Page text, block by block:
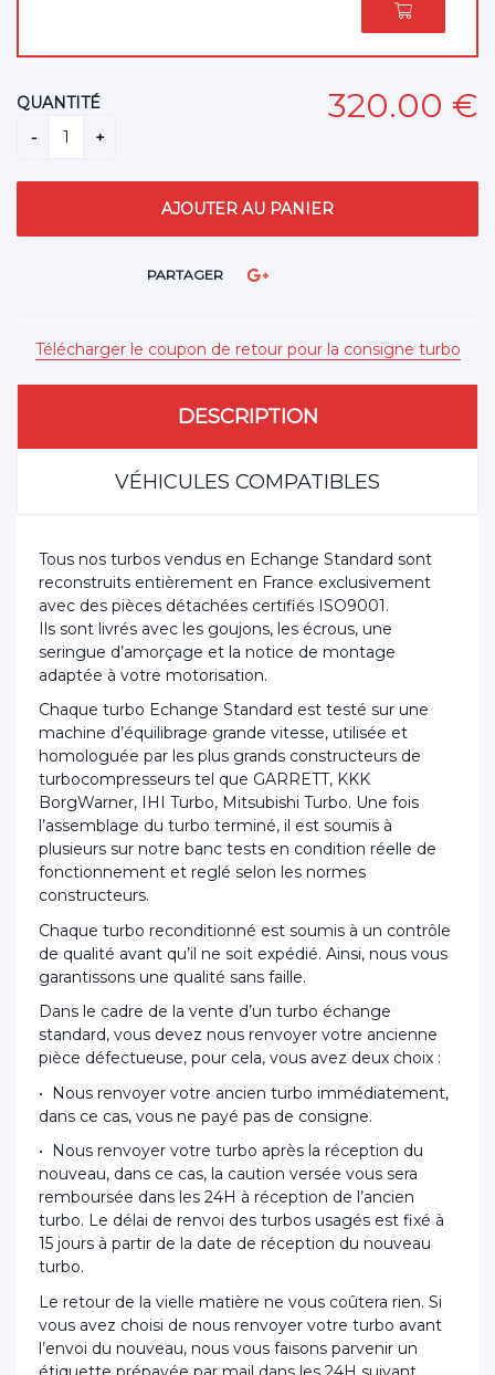
320.00 €
QUANTITÉ
PARTAGER
Télécharger le coupon de retour pour la consigne turbo
DESCRIPTION
VÉHICULES COMPATIBLES
Tous nos turbos vendus en Echange Standard sont
reconstruits entièrement en France exclusivement
avec des pièces détachées certifiés ISO9001.
Ils sont livrés avec les goujons, les écrous, une
seringue d’amorçage et la notice de montage
adaptée à votre motorisation.
Chaque turbo Echange Standard est testé sur une
machine d’équilibrage grande vitesse, utilisée et
homologuée par les plus grands constructeurs de
turbocompresseurs tel que GARRETT, KKK
BorgWarner, IHI Turbo, Mitsubishi Turbo. Une fois
l’assemblage du turbo terminé, il est soumis à
plusieurs sur notre banc tests en condition réelle de
fonctionnement et reglé selon les normes
constructeurs.
Chaque turbo reconditionné est soumis à un contrôle
de qualité avant qu’il ne soit expédié. Ainsi, nous vous
garantissons une qualité sans faille.
Dans le cadre de la vente d’un turbo échange
standard, vous devez nous renvoyer votre ancienne
pièce défectueuse, pour cela, vous avez deux choix :
• Nous renvoyer votre ancien turbo immédiatement,
dans ce cas, vous ne payé pas de consigne.
• Nous renvoyer votre turbo après la réception du
nouveau, dans ce cas, la caution versée vous sera
remboursée dans les 24H à réception de l’ancien
turbo. Le délai de renvoi des turbos usagés est fixé à
15 jours à partir de la date de réception du nouveau
turbo.
Le retour de la vielle matière ne vous coûtera rien. Si
vous avez choisi de nous renvoyer votre turbo avant
l’envoi du nouveau, nous vous faisons parvenir un